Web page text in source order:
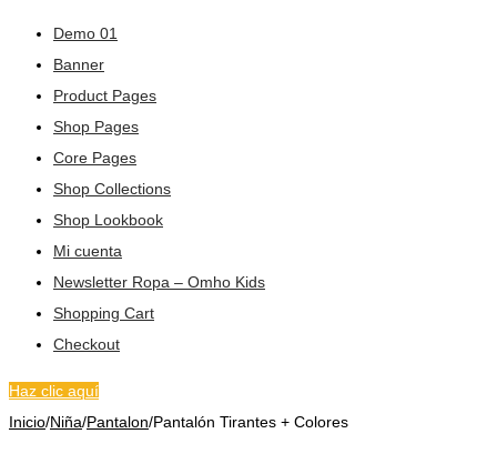
Demo 01
Banner
Product Pages
Shop Pages
Core Pages
Shop Collections
Shop Lookbook
Mi cuenta
Newsletter Ropa – Omho Kids
Shopping Cart
Checkout
Haz clic aquí
Inicio/Niña/Pantalon/Pantalón Tirantes + Colores